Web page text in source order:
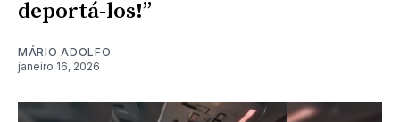
deportá-los!”
MÁRIO ADOLFO
janeiro 16, 2026